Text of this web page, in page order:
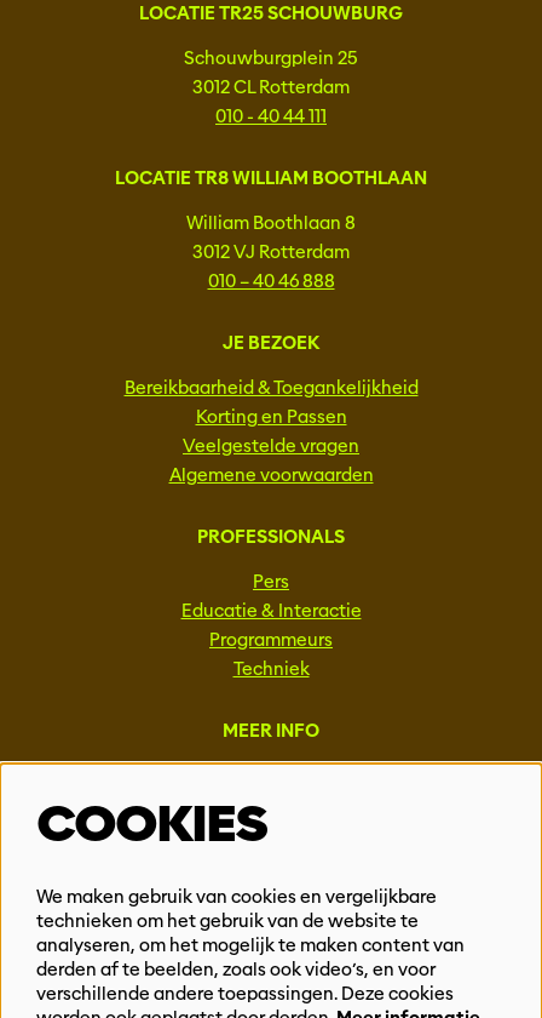
LOCATIE TR25 SCHOUWBURG
Schouwburgplein 25
3012 CL Rotterdam
010 - 40 44 111
LOCATIE TR8 WILLIAM BOOTHLAAN
William Boothlaan 8
3012 VJ Rotterdam
010 – 40 46 888
JE BEZOEK
Bereikbaarheid & Toegankelijkheid
Korting en Passen
Veelgestelde vragen
Algemene voorwaarden
PROFESSIONALS
Pers
Educatie & Interactie
Programmeurs
Techniek
MEER INFO
Vacatures
Events & Partnerships
Privacy
BLIJF OP DE HOOGTE
COOKIES
We maken gebruik van cookies en vergelijkbare
technieken om het gebruik van de website te
analyseren, om het mogelijk te maken content van
derden af te beelden, zoals ook video’s, en voor
verschillende andere toepassingen. Deze cookies